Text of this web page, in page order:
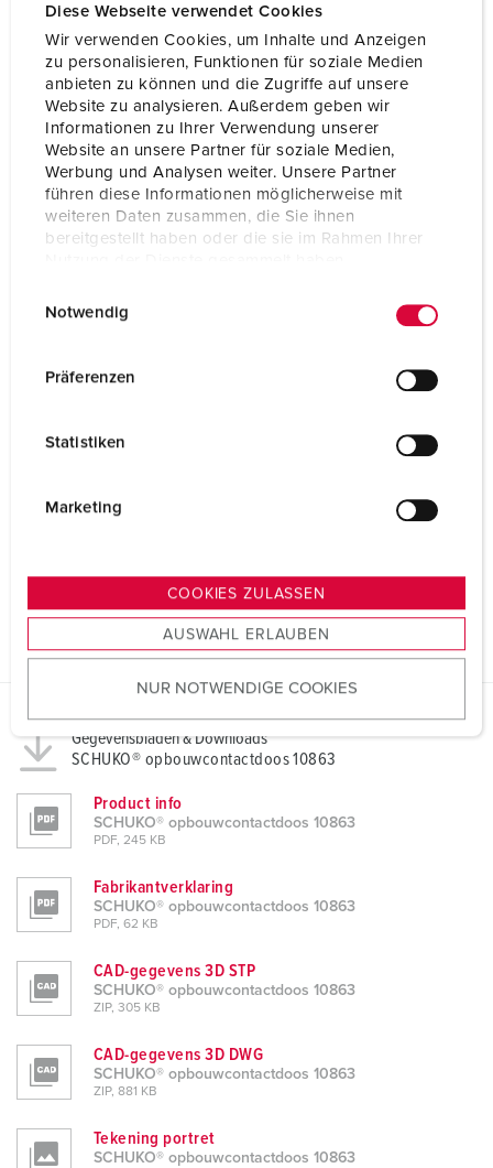
Diese Webseite verwendet Cookies
Wir verwenden Cookies, um Inhalte und Anzeigen
zu personalisieren, Funktionen für soziale Medien
anbieten zu können und die Zugriffe auf unsere
Website zu analysieren. Außerdem geben wir
Informationen zu Ihrer Verwendung unserer
Website an unsere Partner für soziale Medien,
Werbung und Analysen weiter. Unsere Partner
führen diese Informationen möglicherweise mit
weiteren Daten zusammen, die Sie ihnen
bereitgestellt haben oder die sie im Rahmen Ihrer
s
u
w
a
h
l
Notwendig
Präferenzen
Statistiken
Marketing
COOKIES ZULASSEN
AUSWAHL ERLAUBEN
NUR NOTWENDIGE COOKIES
Gegevensbladen & Downloads
SCHUKO® opbouwcontactdoos 10863
Product info
SCHUKO® opbouwcontactdoos 10863
PDF, 245 KB
Fabrikantverklaring
SCHUKO® opbouwcontactdoos 10863
PDF, 62 KB
CAD-gegevens 3D STP
SCHUKO® opbouwcontactdoos 10863
ZIP, 305 KB
CAD-gegevens 3D DWG
SCHUKO® opbouwcontactdoos 10863
ZIP, 881 KB
Tekening portret
SCHUKO® opbouwcontactdoos 10863